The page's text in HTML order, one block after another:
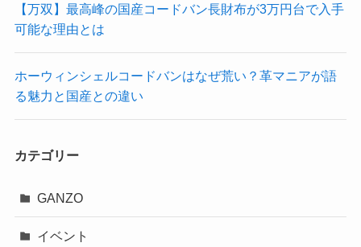
【万双】最高峰の国産コードバン長財布が3万円台で入手
可能な理由とは
ホーウィンシェルコードバンはなぜ荒い？革マニアが語
る魅力と国産との違い
カテゴリー
GANZO
イベント